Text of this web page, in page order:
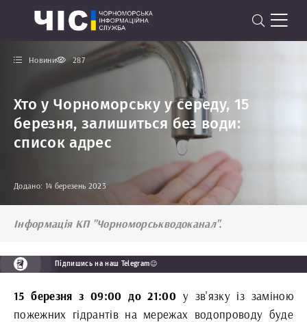
Новини 287
Хто у Чорноморську у середу, 15
березня, залишиться без води:
список адрес
Додано: 14 березень 2023
Інформація КП "Чорноморськводоканал".
Підпишись на наш Telegram😉
15 березня з 09:00 до 21:00 у зв'язку із заміною
пожежних гідрантів на мережах водопроводу буде